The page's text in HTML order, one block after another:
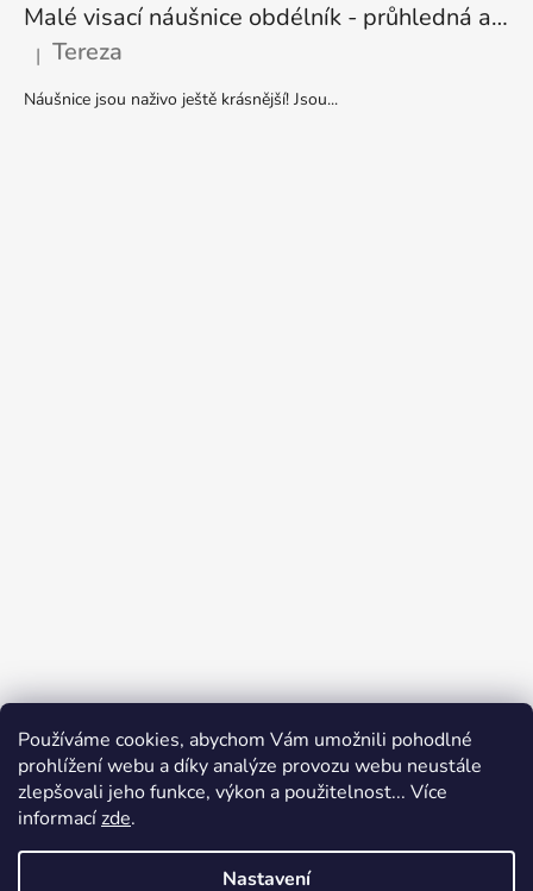
Používáme cookies, abychom Vám umožnili pohodlné
prohlížení webu a díky analýze provozu webu neustále
zlepšovali jeho funkce, výkon a použitelnost... Více
informacízde.
Nastavení
Malé visací náušnice obdélník - průhledná a stříbrná
Hodnocení produktu je 5 z 5 hvězdiček.
| Tereza
Náušnice jsou naživo ještě krásnější! Jsou...